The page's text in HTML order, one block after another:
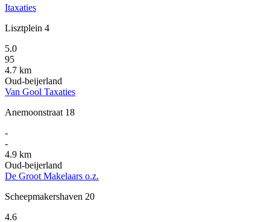
Itaxaties
Lisztplein 4
5.0
95
4.7 km
Oud-beijerland
Van Gool Taxaties
Anemoonstraat 18
-
-
4.9 km
Oud-beijerland
De Groot Makelaars o.z.
Scheepmakershaven 20
4.6